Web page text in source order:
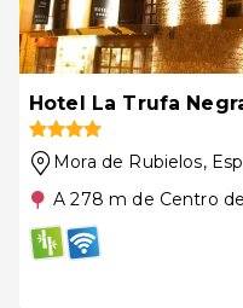
Hotel La Trufa
Mora de Rubielos,
A 278 m de Centro